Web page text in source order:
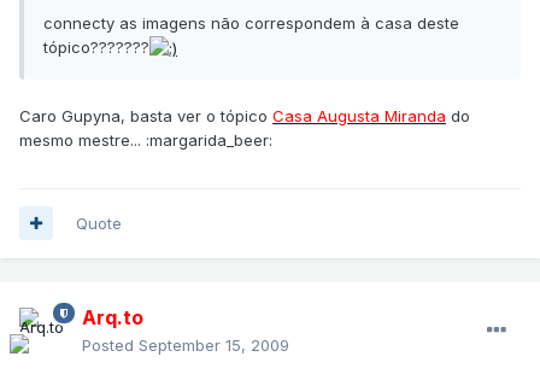
connecty as imagens não correspondem à casa deste
tópico???????
Caro Gupyna, basta ver o tópico Casa Augusta Miranda do
mesmo mestre... :margarida_beer:
Quote
Arq.to
Posted September 15, 2009